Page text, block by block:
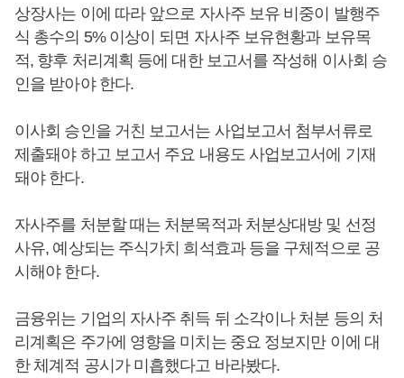
상장사는 이에 따라 앞으로 자사주 보유 비중이 발행주
식 총수의 5% 이상이 되면 자사주 보유현황과 보유목
적, 향후 처리계획 등에 대한 보고서를 작성해 이사회 승
인을 받아야 한다.
이사회 승인을 거친 보고서는 사업보고서 첨부서류로
제출돼야 하고 보고서 주요 내용도 사업보고서에 기재
돼야 한다.
자사주를 처분할 때는 처분목적과 처분상대방 및 선정
사유, 예상되는 주식가치 희석효과 등을 구체적으로 공
시해야 한다.
금융위는 기업의 자사주 취득 뒤 소각이나 처분 등의 처
리계획은 주가에 영향을 미치는 중요 정보지만 이에 대
한 체계적 공시가 미흡했다고 바라봤다.